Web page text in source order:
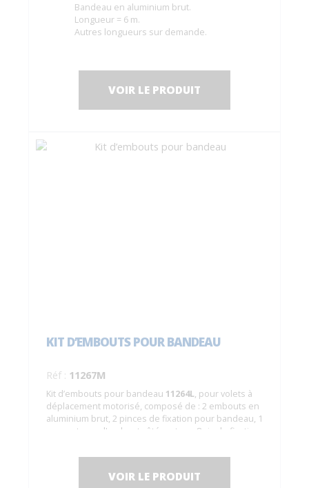
Bandeau en aluminium brut.
Longueur = 6 m.
Autres longueurs sur demande.
VOIR LE PRODUIT
KIT D’EMBOUTS POUR BANDEAU
Réf : 11267M
Kit d’embouts pour bandeau 11264L, pour volets à
déplacement motorisé, composé de : 2 embouts en
aluminium brut, 2 pinces de fixation pour bandeau, 1
support pour l'embout côté moteur, 8 vis de fixation
VOIR LE PRODUIT